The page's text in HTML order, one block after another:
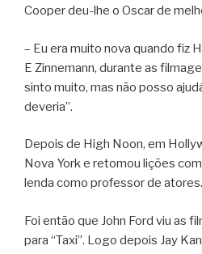
Cooper deu-lhe o Oscar de
– Eu era muito nova quando fiz
E Zinnemann, durante as
sinto muito, mas não posso
deveria”.
Depois de High Noon, em
Nova York e retomou lições
lenda como professor de atores.
Foi então que John Ford viu as
para “Taxi”. Logo depois Jay